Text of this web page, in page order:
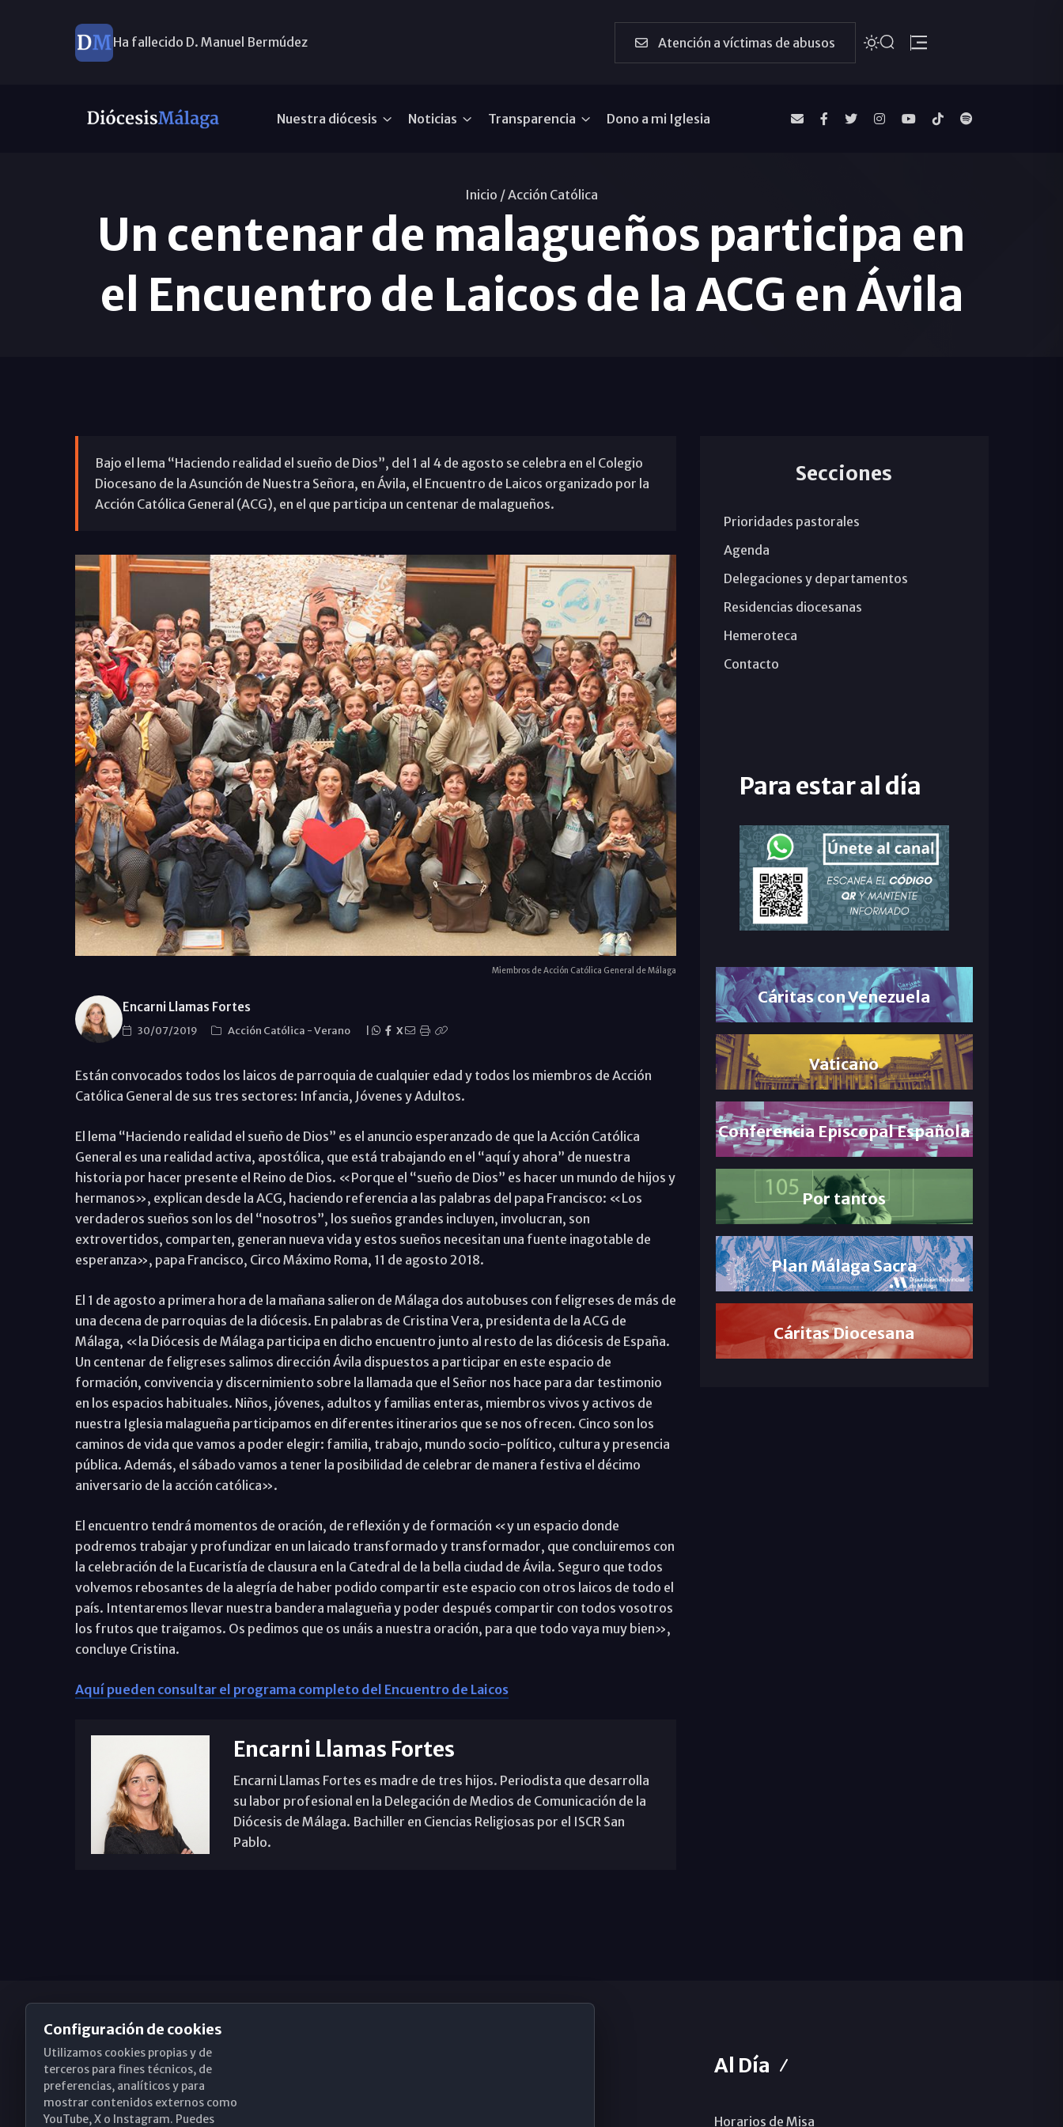
Ha fallecido D. Manuel Bermúdez Atención a víctimas de abusos
Nuestra diócesis Noticias Transparencia Dono a mi Iglesia
Inicio /Acción Católica
Un centenar de malagueños participa en
el Encuentro de Laicos de la ACG en Ávila
Bajo el lema “Haciendo realidad el sueño de Dios”, del 1 al 4 de agosto se celebra en el Colegio
Diocesano de la Asunción de Nuestra Señora, en Ávila, el Encuentro de Laicos organizado por la
Acción Católica General (ACG), en el que participa un centenar de malagueños.
Miembros de Acción Católica General de Málaga
Encarni Llamas Fortes
30/07/2019 Acción Católica -Verano X
Están convocados todos los laicos de parroquia de cualquier edad y todos los miembros de Acción
Católica General de sus tres sectores: Infancia, Jóvenes y Adultos.
El lema “Haciendo realidad el sueño de Dios” es el anuncio esperanzado de que la Acción Católica
General es una realidad activa, apostólica, que está trabajando en el “aquí y ahora” de nuestra
historia por hacer presente el Reino de Dios. «Porque el “sueño de Dios” es hacer un mundo de hijos y
hermanos», explican desde la ACG, haciendo referencia a las palabras del papa Francisco: «Los
verdaderos sueños son los del “nosotros”, los sueños grandes incluyen, involucran, son
extrovertidos, comparten, generan nueva vida y estos sueños necesitan una fuente inagotable de
esperanza», papa Francisco, Circo Máximo Roma, 11 de agosto 2018.
El 1 de agosto a primera hora de la mañana salieron de Málaga dos autobuses con feligreses de más de
una decena de parroquias de la diócesis. En palabras de Cristina Vera, presidenta de la ACG de
Málaga, «la Diócesis de Málaga participa en dicho encuentro junto al resto de las diócesis de España.
Un centenar de feligreses salimos dirección Ávila dispuestos a participar en este espacio de
formación, convivencia y discernimiento sobre la llamada que el Señor nos hace para dar testimonio
en los espacios habituales. Niños, jóvenes, adultos y familias enteras, miembros vivos y activos de
nuestra Iglesia malagueña participamos en diferentes itinerarios que se nos ofrecen. Cinco son los
caminos de vida que vamos a poder elegir: familia, trabajo, mundo socio-político, cultura y presencia
pública. Además, el sábado vamos a tener la posibilidad de celebrar de manera festiva el décimo
aniversario de la acción católica».
El encuentro tendrá momentos de oración, de reflexión y de formación «y un espacio donde
podremos trabajar y profundizar en un laicado transformado y transformador, que concluiremos con
la celebración de la Eucaristía de clausura en la Catedral de la bella ciudad de Ávila. Seguro que todos
volvemos rebosantes de la alegría de haber podido compartir este espacio con otros laicos de todo el
país. Intentaremos llevar nuestra bandera malagueña y poder después compartir con todos vosotros
los frutos que traigamos. Os pedimos que os unáis a nuestra oración, para que todo vaya muy bien»,
concluye Cristina.
Aquí pueden consultar el programa completo del Encuentro de Laicos
Encarni Llamas Fortes
Encarni Llamas Fortes es madre de tres hijos. Periodista que desarrolla
su labor profesional en la Delegación de Medios de Comunicación de la
Diócesis de Málaga. Bachiller en Ciencias Religiosas por el ISCR San
Pablo.
Secciones
Prioridades pastorales
Agenda
Delegaciones y departamentos
Residencias diocesanas
Hemeroteca
Contacto
Para estar al día
Cáritas con Venezuela
Vaticano
Conferencia Episcopal Española
Por tantos
Plan Málaga Sacra
Cáritas Diocesana
Obispado de Málaga
Santa María, 18-20. 29015 Málaga
Al Día
Horarios de Misa
Configuración de cookies
Utilizamos cookies propias y de
terceros para fines técnicos, de
preferencias, analíticos y para
mostrar contenidos externos como
YouTube, X o Instagram. Puedes